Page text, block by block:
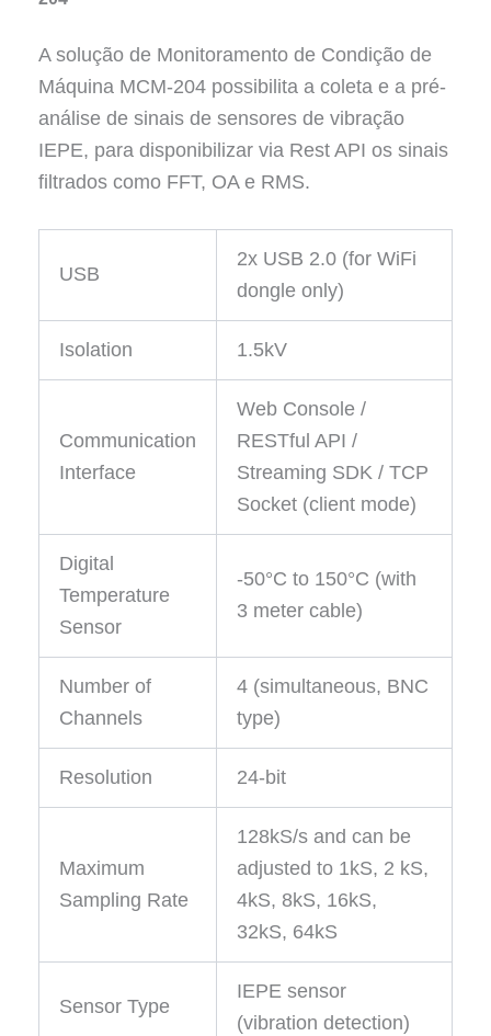
A solução de Monitoramento de Condição de
Máquina MCM-204 possibilita a coleta e a pré-
análise de sinais de sensores de vibração
IEPE, para disponibilizar via Rest API os sinais
filtrados como FFT, OA e RMS.
USB
2x USB 2.0 (for WiFi
dongle only)
Isolation 1.5kV
Communication
Interface
Web Console /
RESTful API /
Streaming SDK / TCP
Socket (client mode)
Digital
Temperature
Sensor
-50°C to 150°C (with
3 meter cable)
Number of
Channels
4 (simultaneous, BNC
type)
Resolution 24-bit
Maximum
Sampling Rate
128kS/s and can be
adjusted to 1kS, 2 kS,
4kS, 8kS, 16kS,
32kS, 64kS
Sensor Type
IEPE sensor
(vibration detection)